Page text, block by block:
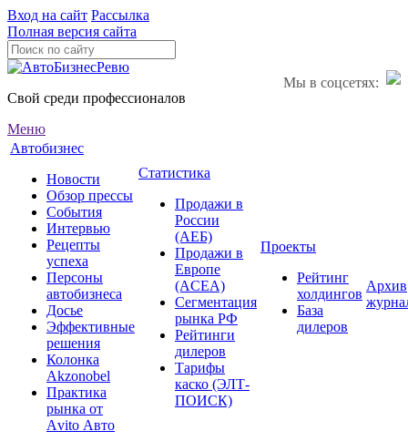
Вход на сайт Рассылка
Полная версия сайта
Мы в соцсетях:
Свой среди профессионалов
Меню
Автобизнес
Новости
Обзор прессы
События
Интервью
Рецепты
успеха
Персоны
автобизнеса
Досье
Эффективные
решения
Колонка
Akzonobel
Практика
рынка от
Аvito Авто
Статистика
Продажи в
России
(АЕБ)
Продажи в
Европе
(ACEA)
Сегментация
рынка РФ
Рейтинги
дилеров
Тарифы
каско (ЭЛТ-
ПОИСК)
Проекты
Рейтинг
холдингов
База
дилеров
Архив